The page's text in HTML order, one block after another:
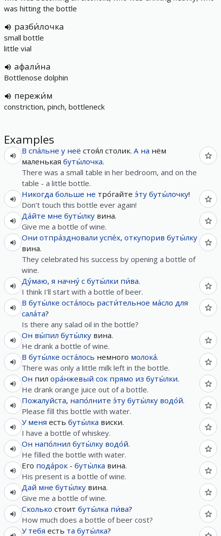
was hitting the bottle
разби́лочка
small bottle
little vial
афали́на
Bottlenose dolphin
пережи́м
constriction, pinch, bottleneck
Examples
В спа́льне у неё стоя́л столик. А на нём
маленькая буты́лочка.
There was a small table in her bedroom, and on the
table - a little bottle.
Никогда больше не тро́гайте э́ту буты́лочку!
Don't touch this bottle ever again!
Да́йте мне буты́лку вина.
Give me a bottle of wine.
Они отпра́здновали успе́х, откупорив буты́лку
вина.
They celebrated his success by opening a bottle of
wine.
Ду́маю, я начну́ с буты́лки пи́ва.
I think I'll start with a bottle of beer.
В буты́лке оста́лось расти́тельное ма́сло для
сала́та?
Is there any salad oil in the bottle?
Он вы́пил буты́лку вина.
He drank a bottle of wine.
В буты́лке оста́лось немного молока́.
There was only a little milk left in the bottle.
Он пил ора́нжевый сок прямо из буты́лки.
He drank orange juice out of a bottle.
Пожалуйста, напо́лните э́ту буты́лку водо́й.
Please fill this bottle with water.
У меня есть буты́лка виски.
I have a bottle of whiskey.
Он напо́лнил буты́лку водо́й.
He filled the bottle with water.
Его пода́рок - буты́лка вина.
His present is a bottle of wine.
Дай мне буты́лку вина.
Give me a bottle of wine.
Сколько стоит буты́лка пи́ва?
How much does a bottle of beer cost?
У тебя есть та буты́лка?